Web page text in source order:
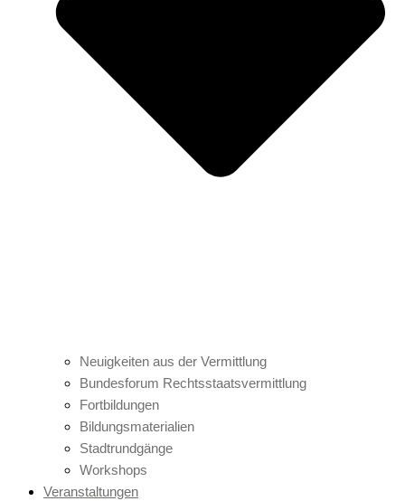
Neuigkeiten aus der Vermittlung
Bundesforum Rechtsstaatsvermittlung
Fortbildungen
Bildungsmaterialien
Stadtrundgänge
Workshops
Veranstaltungen